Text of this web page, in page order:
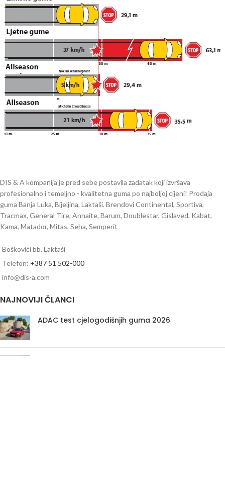
DIS & A kompanija je pred sebe postavila zadatak koji izvršava
profesionalno i temeljno - kvalitetna guma po najboljoj cijeni! Prodaja
guma Banja Luka, Bijeljina, Laktaši. Brendovi Continental, Sportiva,
Tracmax, General Tire, Annaite, Barum, Doublestar, Gislaved, Kabat,
Kama, Matador, Mitas, Seha, Semperit
Boškovići bb, Laktaši
Telefon: +387 51 502-000
info@dis-a.com
NAJNOVIJI ČLANCI
ADAC test cjelogodišnjih guma 2026